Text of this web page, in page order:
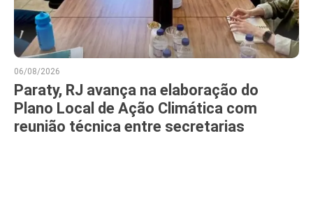
06/08/2026
Paraty, RJ avança na elaboração do
Plano Local de Ação Climática com
reunião técnica entre secretarias